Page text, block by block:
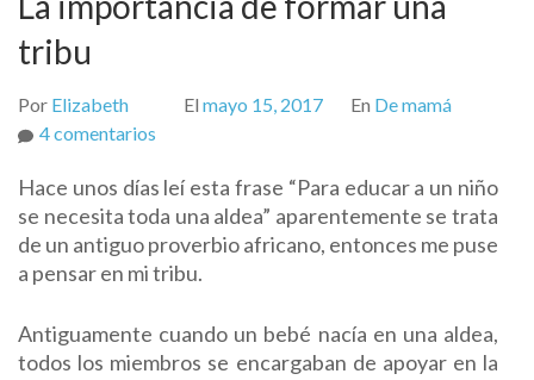
tribu
Por Elizabeth El mayo 15, 2017 En De mamá
4 comentarios
importancia
de
formar
una
Hace unos días leí esta frase “Para educar a un niño
se necesita toda una aldea” aparentemente se trata
de un antiguo proverbio africano, entonces me puse
a pensar en mi tribu.
Antiguamente cuando un bebé nacía en una aldea,
todos los miembros se encargaban de apoyar en la